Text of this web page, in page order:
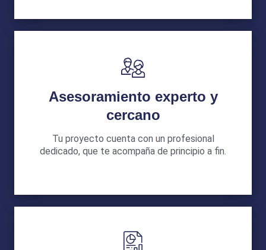
Asesoramiento experto y
cercano
Tu proyecto cuenta con un profesional
dedicado, que te acompaña de principio a fin.